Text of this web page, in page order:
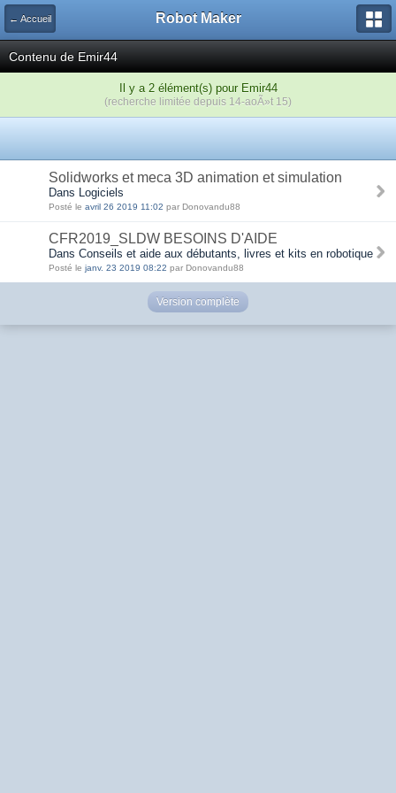
← Accueil Robot Maker
Contenu de Emir44
Il y a 2 élément(s) pour Emir44
(recherche limitée depuis 14-aoÃ»t 15)
Solidworks et meca 3D animation et simulation
Dans Logiciels
Posté le avril 26 2019 11:02 par Donovandu88
CFR2019_SLDW BESOINS D'AIDE
Dans Conseils et aide aux débutants, livres et kits en robotique
Posté le janv. 23 2019 08:22 par Donovandu88
Version complète